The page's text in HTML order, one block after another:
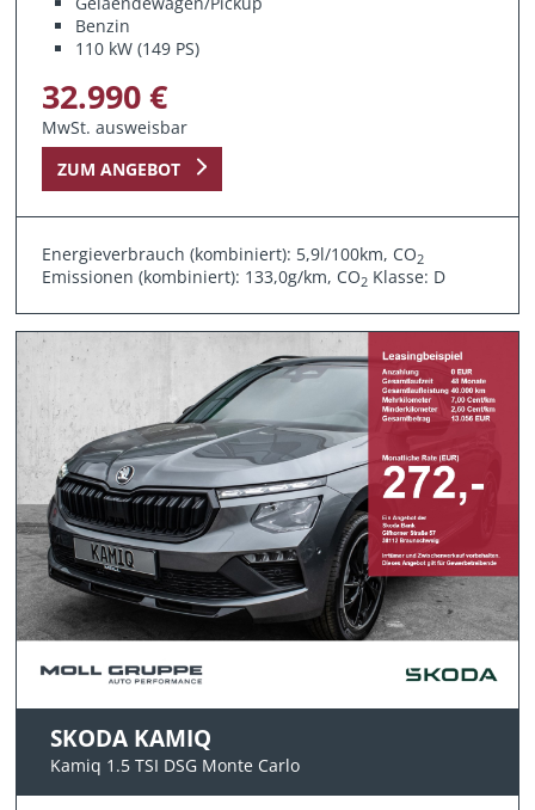
Benzin
110 kW (149 PS)
32.990 €
MwSt. ausweisbar
ZUM ANGEBOT
Energieverbrauch (kombiniert): 5,9l/100km, CO2
Emissionen (kombiniert): 133,0g/km, CO2 Klasse: D
SKODA KAMIQ
Kamiq 1.5 TSI DSG Monte Carlo